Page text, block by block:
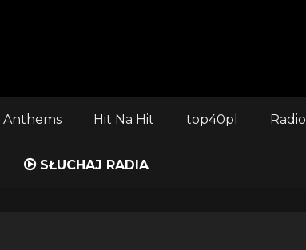
Anthems Hit Na Hit top40pl Radio
SŁUCHAJ RADIA